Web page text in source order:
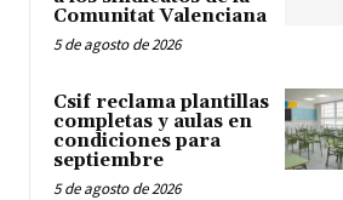
Comunitat Valenciana
5 de agosto de 2026
Csif reclama plantillas
completas y aulas en
condiciones para
septiembre
5 de agosto de 2026